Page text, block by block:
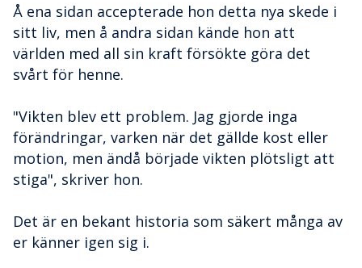
Å ena sidan accepterade hon detta nya skede i
sitt liv, men å andra sidan kände hon att
världen med all sin kraft försökte göra det
svårt för henne.
"Vikten blev ett problem. Jag gjorde inga
förändringar, varken när det gällde kost eller
motion, men ändå började vikten plötsligt att
stiga", skriver hon.
Det är en bekant historia som säkert många av
er känner igen sig i.